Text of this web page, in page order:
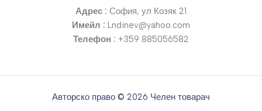
Адрес : София, ул Козяк 21
Имейл : Lndinev@yahoo.com
Телефон : +359 885056582
Авторско право © 2026 Челен товарач